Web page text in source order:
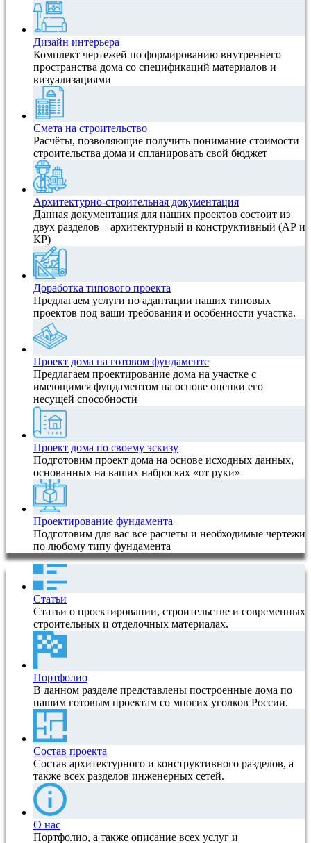
Дизайн интерьера
Комплект чертежей по формированию внутреннего
пространства дома со спецификаций материалов и
визуализациями
Смета на строительство
Расчёты, позволяющие получить понимание стоимости
строительства дома и спланировать свой бюджет
Архитектурно-строительная документация
Данная документация для наших проектов состоит из
двух разделов – архитектурный и конструктивный (АР и
КР)
Доработка типового проекта
Предлагаем услуги по адаптации наших типовых
проектов под ваши требования и особенности участка.
Проект дома на готовом фундаменте
Предлагаем проектирование дома на участке с
имеющимся фундаментом на основе оценки его
несущей способности
Проект дома по своему эскизу
Подготовим проект дома на основе исходных данных,
основанных на ваших набросках «от руки»
Проектирование фундамента
Подготовим для вас все расчеты и необходимые чертежи
по любому типу фундамента
Статьи
Статьи о проектировании, строительстве и современных
строительных и отделочных материалах.
Портфолио
В данном разделе представлены построенные дома по
нашим готовым проектам со многих уголков России.
Состав проекта
Состав архитектурного и конструктивного разделов, а
также всех разделов инженерных сетей.
О нас
Портфолио, а также описание всех услуг и